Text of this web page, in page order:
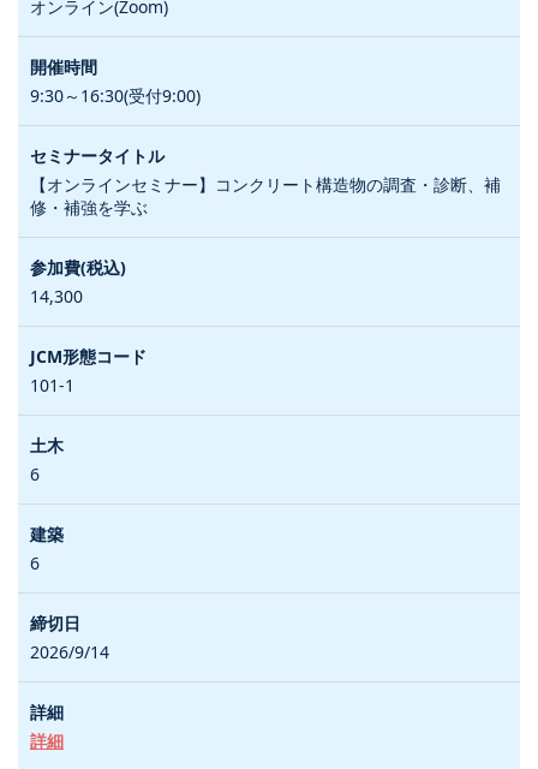
オンライン(Zoom)
9:30～16:30(受付9:00)
【オンラインセミナー】コンクリート構造物の調査・診断、補
修・補強を学ぶ
14,300
101-1
6
6
2026/9/14
詳細